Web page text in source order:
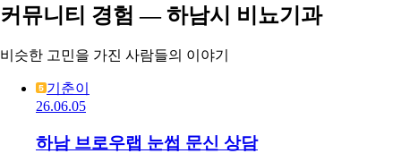
커뮤니티 경험 — 하남시 비뇨기과
비슷한 고민을 가진 사람들의 이야기
기춘이
26.06.05
하남 브로우랩 눈썹 문신 상담